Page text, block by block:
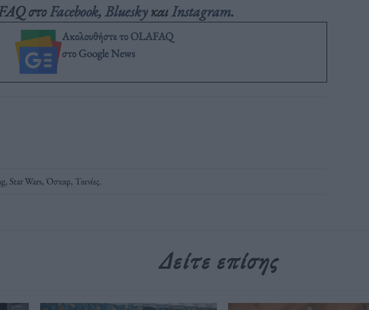
στοFacebook, Bluesky καιInstagram.
Ακολουθήστε το OLAFAQ
στο Google News
, Star Wars,Όσκαρ, Ταινίες.
Δείτε επίσης